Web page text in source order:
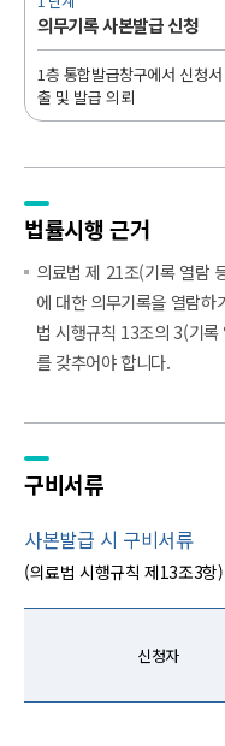
의무기록 사본발급 신청
1층 통합발급창구에서 신청
출 및 발급 의뢰
법률시행 근거
의료법 제 21조(기록 열람
에 대한 의무기록을 열람
법 시행규칙 13조의 3(기
를 갖추어야 합니다.
구비서류
사본발급 시 구비서류
(의료법 시행규칙 제13조3항)
신청자